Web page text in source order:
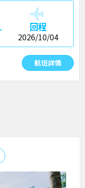
回程
2026/10/04
航班詳情